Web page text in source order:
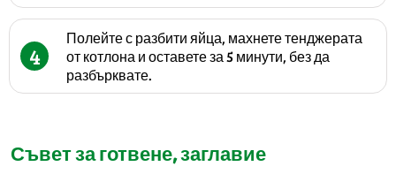
4
Полейте с разбити яйца, махнете тенджерата
от котлона и оставете за 5 минути, без да
разбърквате.
Съвет за готвене, заглавие